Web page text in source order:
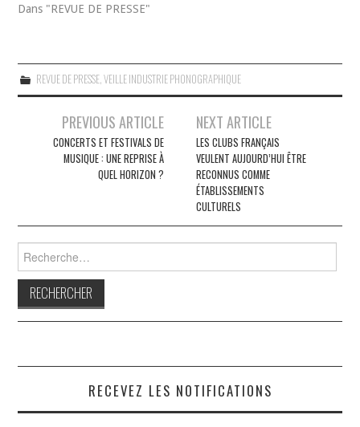
Dans "REVUE DE PRESSE"
REVUE DE PRESSE,VEILLE INDUSTRIE PHONOGRAPHIQUE
Navigation
articles
PREVIOUS ARTICLE
CONCERTS ET FESTIVALS DE
MUSIQUE : UNE REPRISE À
QUEL HORIZON ?
NEXT ARTICLE
LES CLUBS FRANÇAIS
VEULENT AUJOURD’HUI ÊTRE
RECONNUS COMME
ÉTABLISSEMENTS
CULTURELS
RECEVEZ LES NOTIFICATIONS